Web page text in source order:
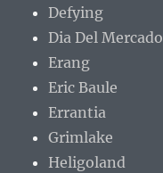
Defying
Dia Del Mercado
Erang
Eric Baule
Errantia
Grimlake
Heligoland